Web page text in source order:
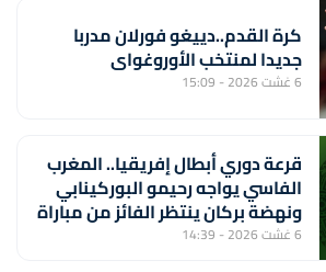
كرة القدم..دييغو فورلان مدربا
جديدا لمنتخب الأوروغواي
6 غشت 2026 - 15:09
قرعة دوري أبطال إفريقيا.. المغرب
الفاسي يواجه رحيمو البوركينابي
ونهضة بركان ينتظر الفائز من مباراة
ستار سبور السيراليوني وميدينا
6 غشت 2026 - 14:39